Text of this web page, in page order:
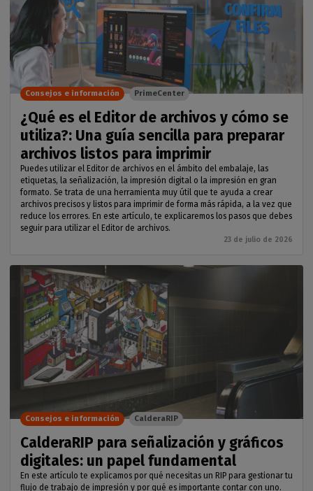
¿Qué es el Editor de archivos y cómo se
utiliza?: Una guía sencilla para preparar
archivos listos para imprimir
Puedes utilizar el Editor de archivos en el ámbito del embalaje, las
etiquetas, la señalización, la impresión digital o la impresión en gran
formato. Se trata de una herramienta muy útil que te ayuda a crear
archivos precisos y listos para imprimir de forma más rápida, a la vez que
reduce los errores. En este artículo, te explicaremos los pasos que debes
seguir para utilizar el Editor de archivos.
23 de julio de 2026
Consejos e información PrimeCenter
CalderaRIP para señalización y gráficos
digitales: un papel fundamental
En este artículo te explicamos por qué necesitas un RIP para gestionar tu
flujo de trabajo de impresión y por qué es importante contar con uno.
Consejos e información CalderaRIP